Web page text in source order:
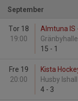
September
Tor 18
19:00
Almtuna IS
15 - 1
Fre 19
20:00
Kista
Husby Ishall
4 - 3